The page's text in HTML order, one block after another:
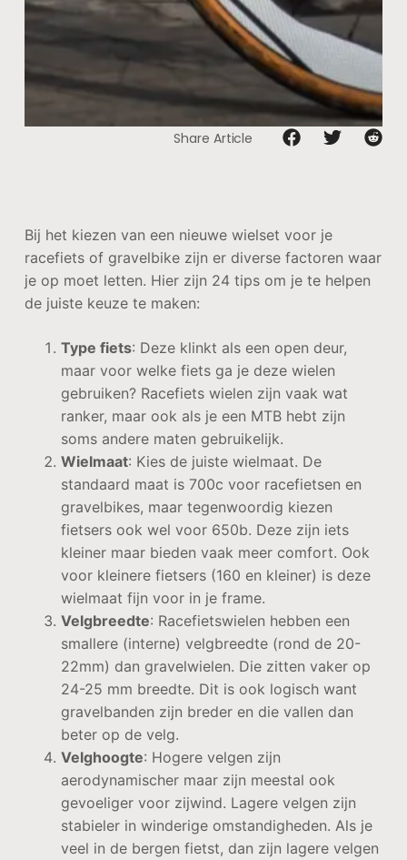
Share Article
Bij het kiezen van een nieuwe wielset voor je
racefiets of gravelbike zijn er diverse factoren waar
je op moet letten. Hier zijn 24 tips om je te helpen
de juiste keuze te maken:
Type fiets: Deze klinkt als een open deur,
maar voor welke fiets ga je deze wielen
gebruiken? Racefiets wielen zijn vaak wat
ranker, maar ook als je een MTB hebt zijn
soms andere maten gebruikelijk.
Wielmaat: Kies de juiste wielmaat. De
standaard maat is 700c voor racefietsen en
gravelbikes, maar tegenwoordig kiezen
fietsers ook wel voor 650b. Deze zijn iets
kleiner maar bieden vaak meer comfort. Ook
voor kleinere fietsers (160 en kleiner) is deze
wielmaat fijn voor in je frame.
Velgbreedte: Racefietswielen hebben een
smallere (interne) velgbreedte (rond de 20-
22mm) dan gravelwielen. Die zitten vaker op
24-25 mm breedte. Dit is ook logisch want
gravelbanden zijn breder en die vallen dan
beter op de velg.
Velghoogte: Hogere velgen zijn
aerodynamischer maar zijn meestal ook
gevoeliger voor zijwind. Lagere velgen zijn
stabieler in winderige omstandigheden. Als je
veel in de bergen fietst, dan zijn lagere velgen